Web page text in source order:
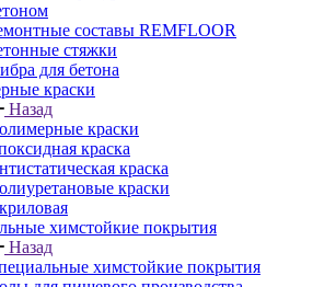
составы REMFLOOR
стяжки
для бетона
краски
Назад
краски
краска
краска
краски
химстойкие покрытия
Назад
химстойкие покрытия